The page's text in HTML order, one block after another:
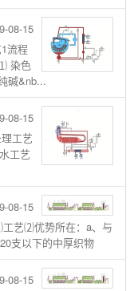
08-15
流程
染色
碱&nb...
08-15
工艺
工艺
08-15
艺⑵优势所在：a、与
支以下的中厚织物
08-15